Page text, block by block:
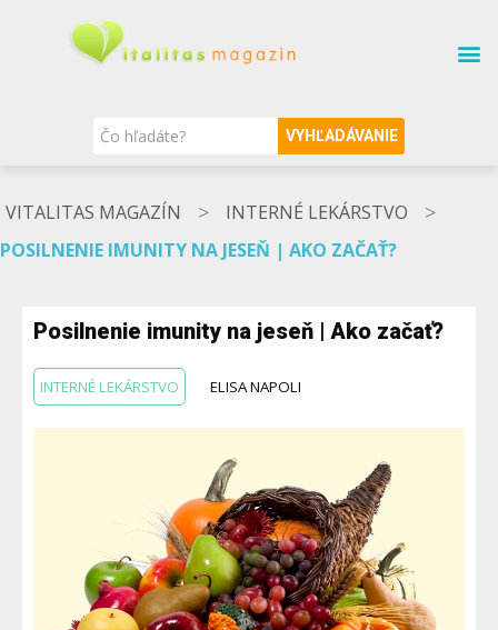
VYHĽADÁVANIE
VITALITAS MAGAZÍN > INTERNÉ LEKÁRSTVO >
POSILNENIE IMUNITY NA JESEŇ | AKO ZAČAŤ?
Posilnenie imunity na jeseň | Ako začať?
INTERNÉ LEKÁRSTVO ELISA NAPOLI